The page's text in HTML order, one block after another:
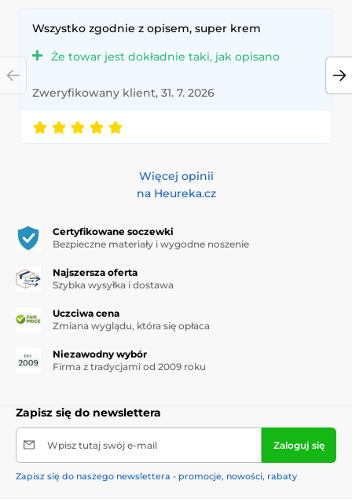
Wszystko zgodnie z opisem, super krem
Że towar jest dokładnie taki, jak opisano
Zweryfikowany klient, 31. 7. 2026
Więcej opinii
na Heureka.cz
Certyfikowane soczewki
Bezpieczne materiały i wygodne noszenie
Najszersza oferta
Szybka wysyłka i dostawa
Uczciwa cena
Zmiana wyglądu, która się opłaca
Niezawodny wybór
Firma z tradycjami od 2009 roku
Zapisz się do newslettera
Wpisz tutaj swój e-mail Zaloguj się
Zapisz się do naszego newslettera - promocje, nowości, rabaty